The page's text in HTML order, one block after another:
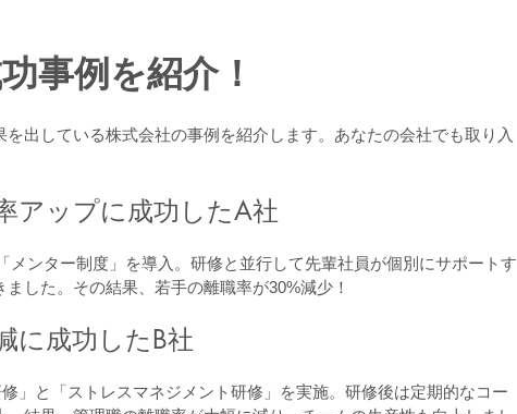
事例を紹介！
出している株式会社の事例を紹介します。あなたの会社でも取り入
アップに成功したA社
メンター制度」を導入。研修と並行して先輩社員が個別にサポートす
した。その結果、若手の離職率が30%減少！
に成功したB社
」と「ストレスマネジメント研修」を実施。研修後は定期的なコー